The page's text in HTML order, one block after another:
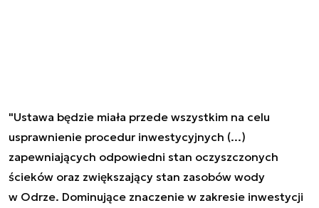
"Ustawa będzie miała przede wszystkim na celu
usprawnienie procedur inwestycyjnych (...)
zapewniających odpowiedni stan oczyszczonych
ścieków oraz zwiększający stan zasobów wody
w Odrze. Dominujące znaczenie w zakresie inwestycji